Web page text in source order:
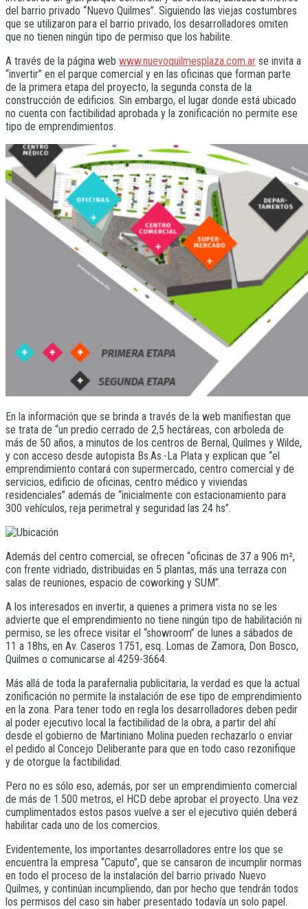
del barrio privado “Nuevo Quilmes”. Siguiendo las viejas costumbres
que se utilizaron para el barrio privado, los desarrolladores omiten
que no tienen ningún tipo de permiso que los habilite.
A través de la página web www.nuevoquilmesplaza.com.ar se invita a
“invertir” en el parque comercial y en las oficinas que forman parte
de la primera etapa del proyecto, la segunda consta de la
construcción de edificios. Sin embargo, el lugar donde está ubicado
no cuenta con factibilidad aprobada y la zonificación no permite ese
tipo de emprendimientos.
En la información que se brinda a través de la web manifiestan que
se trata de “un predio cerrado de 2,5 hectáreas, con arboleda de
más de 50 años, a minutos de los centros de Bernal, Quilmes y Wilde,
y con acceso desde autopista Bs.As.-La Plata y explican que “el
emprendimiento contará con supermercado, centro comercial y de
servicios, edificio de oficinas, centro médico y viviendas
residenciales” además de “inicialmente con estacionamiento para
300 vehículos, reja perimetral y seguridad las 24 hs”.
Además del centro comercial, se ofrecen “oficinas de 37 a 906 m²,
con frente vidriado, distribuidas en 5 plantas, más una terraza con
salas de reuniones, espacio de coworking y SUM”.
A los interesados en invertir, a quienes a primera vista no se les
advierte que el emprendimiento no tiene ningún tipo de habilitación ni
permiso, se les ofrece visitar el “showroom” de lunes a sábados de
11 a 18hs, en Av. Caseros 1751, esq. Lomas de Zamora, Don Bosco,
Quilmes o comunicarse al 4259-3664.
Más allá de toda la parafernalia publicitaria, la verdad es que la actual
zonificación no permite la instalación de ese tipo de emprendimiento
en la zona. Para tener todo en regla los desarrolladores deben pedir
al poder ejecutivo local la factibilidad de la obra, a partir del ahí
desde el gobierno de Martiniano Molina pueden rechazarlo o enviar
el pedido al Concejo Deliberante para que en todo caso rezonifique
y de otorgue la factibilidad.
Pero no es sólo eso, además, por ser un emprendimiento comercial
de más de 1.500 metros, el HCD debe aprobar el proyecto. Una vez
cumplimentados estos pasos vuelve a ser el ejecutivo quién deberá
habilitar cada uno de los comercios.
Evidentemente, los importantes desarrolladores entre los que se
encuentra la empresa “Caputo”, que se cansaron de incumplir normas
en todo el proceso de la instalación del barrio privado Nuevo
Quilmes, y continúan incumpliendo, dan por hecho que tendrán todos
los permisos del caso sin haber presentado todavía un solo papel.